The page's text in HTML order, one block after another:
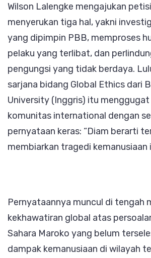
Wilson Lalengke mengajukan
menyerukan tiga hal, yakni
yang dipimpin PBB, memproses
pelaku yang terlibat, dan
pengungsi yang tidak berdaya.
sarjana bidang Global Ethics dari
University (Inggris) itu menggugat
komunitas international dengan
pernyataan keras: “Diam berarti
membiarkan tragedi kemanusiaan
Pernyataannya muncul di tengah
kekhawatiran global atas
Sahara Maroko yang belum
dampak kemanusiaan di wilayah